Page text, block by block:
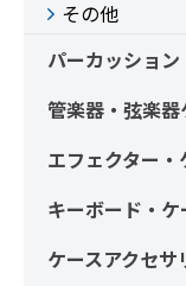
その他
パーカッション
管楽器・弦楽器
エフェクター・
キーボード・ケ
ケースアクセサ